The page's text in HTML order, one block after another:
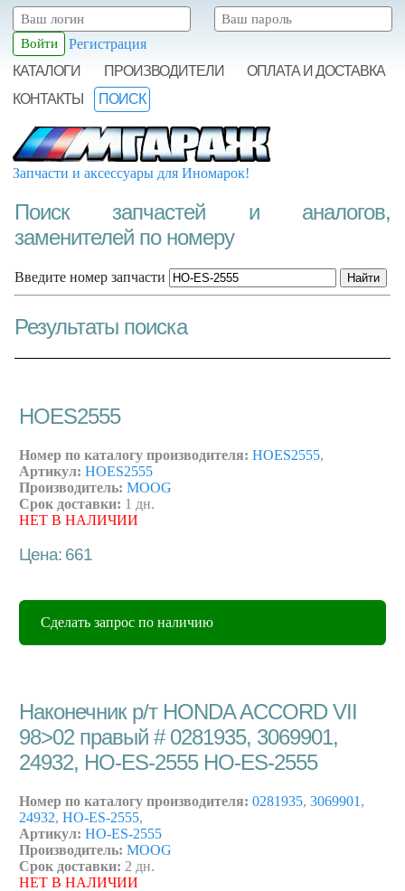
Регистрация
КАТАЛОГИ
ПРОИЗВОДИТЕЛИ
ОПЛАТА И ДОСТАВКА
КОНТАКТЫ
ПОИСК
Запчасти и аксессуары для Иномарок!
Поиск запчастей и аналогов,
заменителей по номеру
Введите номер запчасти
Результаты поиска
HOES2555
Номер по каталогу производителя: HOES2555,
Артикул: HOES2555
Производитель: MOOG
Срок доставки: 1 дн.
НЕТ В НАЛИЧИИ
Цена: 661
Сделать запрос по наличию
Наконечник р/т HONDA ACCORD VII
98>02 правый # 0281935, 3069901,
24932, HO-ES-2555 HO-ES-2555
Номер по каталогу производителя: 0281935, 3069901 ,
24932, HO-ES-2555,
Артикул: HO-ES-2555
Производитель: MOOG
Срок доставки: 2 дн.
НЕТ В НАЛИЧИИ